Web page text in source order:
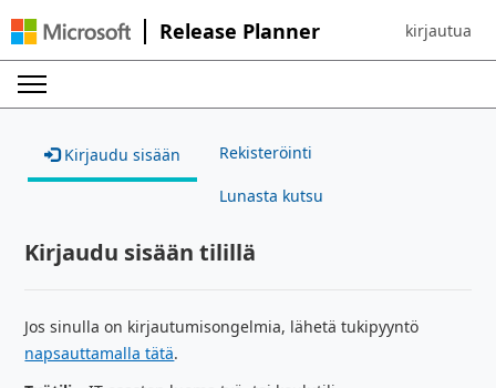
Release Planner Sign in to
kirjautua
Kirjaudu sisään Rekisteröinti
Lunasta kutsu
Kirjaudu sisään tilillä
Jos sinulla on kirjautumisongelmia, lähetä tukipyyntö
napsauttamalla tätä.